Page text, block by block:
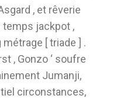
, et rêverie
temps jackpot ,
[ triade ] .
, Gonzo ‘ soufre
Jumanji,
circonstances,